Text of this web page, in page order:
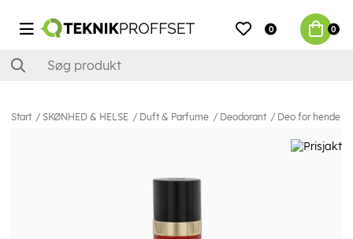
0 0
Start SKØNHED & HELSE Duft & Parfume Deodorant Deo for hende